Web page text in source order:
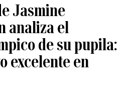
Jasmine
analiza el
de su pupila:
excelente en